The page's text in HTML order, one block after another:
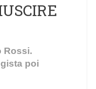
Rossi.
poi